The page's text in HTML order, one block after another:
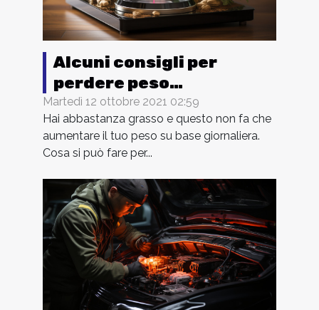
Alcuni consigli per
perdere peso
velocemente
Martedì 12 ottobre 2021 02:59
Hai abbastanza grasso e questo non fa che
aumentare il tuo peso su base giornaliera.
Cosa si può fare per...